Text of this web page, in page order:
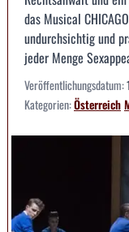
das Musical
undurchsichtig und
jeder Menge
Veröffentlichungsdatum:
Kategorien:Österreich